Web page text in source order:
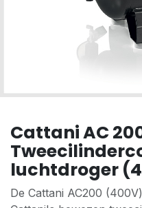
Cattani AC
luchtdroger
De Cattani AC200